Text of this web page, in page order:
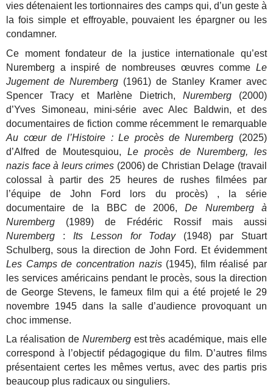
vies détenaient les tortionnaires des camps qui, d’un geste à
la fois simple et effroyable, pouvaient les épargner ou les
condamner.
Ce moment fondateur de la justice internationale qu’est
Nuremberg a inspiré de nombreuses œuvres comme Le
Jugement de Nuremberg (1961) de Stanley Kramer avec
Spencer Tracy et Marlène Dietrich, Nuremberg (2000)
d’Yves Simoneau, mini-série avec Alec Baldwin, et des
documentaires de fiction comme récemment le remarquable
Au cœur de l’Histoire : Le procès de Nuremberg (2025)
d’Alfred de Moutesquiou,Le procès de Nuremberg, les
nazis face à leurs crimes (2006) de Christian Delage (travail
colossal à partir des 25 heures de rushes filmées par
l’équipe de John Ford lors du procès) , la série
documentaire de la BBC de 2006,De Nuremberg à
Nuremberg (1989) de Frédéric Rossif mais aussi
Nuremberg : Its Lesson for Today(1948) par Stuart
Schulberg, sous la direction de John Ford. Et évidemment
Les Camps de concentration nazis(1945), film réalisé par
les services américains pendant le procès, sous la direction
de George Stevens, le fameux film qui a été projeté le 29
novembre 1945 dans la salle d’audience provoquant un
choc immense.
La réalisation deNurembergest très académique, mais elle
correspond à l’objectif pédagogique du film. D’autres films
présentaient certes les mêmes vertus, avec des partis pris
beaucoup plus radicaux ou singuliers.